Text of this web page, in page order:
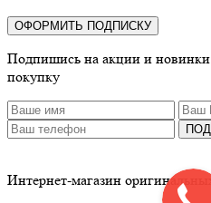
ОФОРМИТЬ ПОДПИСКУ
Подпишись на акции и
покупку
Интернет-магазин